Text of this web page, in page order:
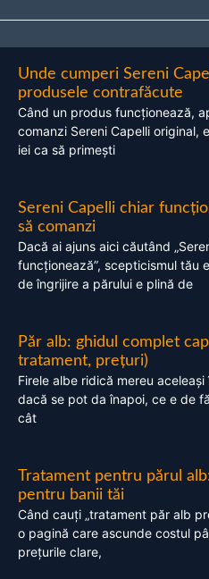
Unde cumperi Sereni
produsele contrafăcute
Când un produs funcționează,
comanzi Sereni Capelli original,
iei ca să primești
Sereni Capelli chiar
să comanzi
Dacă ai ajuns aici căutând
funcționează”, scepticismul tău
de îngrijire a părului e plină de
Păr alb: ghidul complet
tratament, prețuri)
Firele albe ridică mereu
dacă se pot da înapoi, ce e de
cât
Tratament pentru părul
pentru banii tăi
Când cauți „tratament păr alb
o pagină care ascunde costul
prețurile clare,